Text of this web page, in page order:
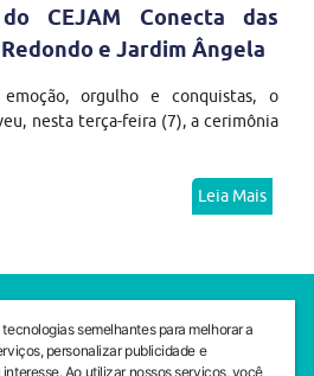
CEJAM Conecta das
e Jardim Ângela
orgulho e conquistas, o
nesta terça-feira (7), a cerimônia
Leia Mais
SEDE CEJAM
Liberdade, São Paulo, 01503-001
3469 - 1818
semelhantes para melhorar a
personalizar publicidade e
Ao utilizar nossos serviços, você